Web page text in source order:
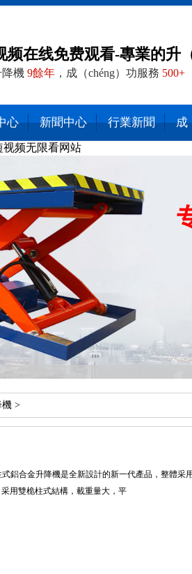
频在线免费观看-專業的升
機 9餘年 ，成（chéng）功服務 500+
心 新聞中心 行業新聞 成
视频无限看网站
機 >
鋁合金升降機是全新設計的新一代產品，整體采
用雙桅柱式結構，載重量大，平